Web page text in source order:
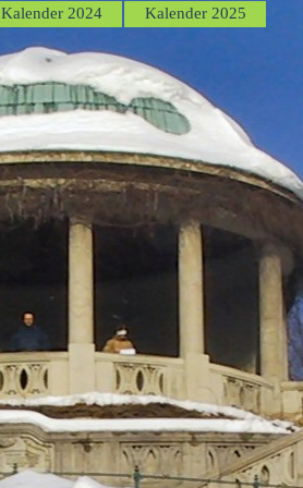
Menü überspringen
▼
Kalender 2024 ▼
Kalender 2025